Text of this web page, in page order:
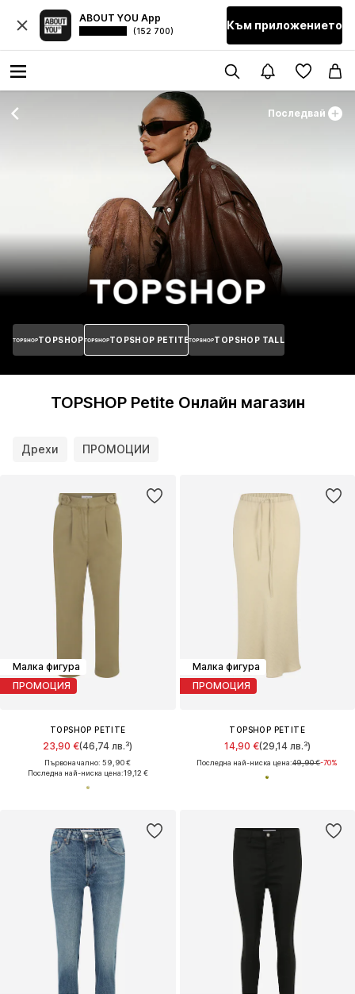
ABOUT YOU App
(152 700) Към приложението
Последвай
TOPSHOP TOPSHOP PETITE TOPSHOP TALL
TOPSHOP Petite Онлайн магазин
Дрехи ПРОМОЦИИ
Малка фигура
ПРОМОЦИЯ
TOPSHOP PETITE
23,90 €(46,74 лв.³)
Първоначално: 59,90 €
Последна най-ниска цена:19,12 €
Малка фигура
ПРОМОЦИЯ
TOPSHOP PETITE
14,90 €(29,14 лв.³)
Последна най-ниска цена:49,90 €-70%